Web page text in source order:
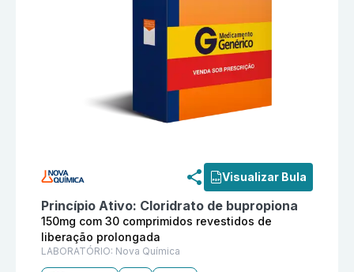
Visualizar Bula
Princípio Ativo: Cloridrato de bupropiona
150mg com 30 comprimidos revestidos de
liberação prolongada
LABORATÓRIO: Nova Química